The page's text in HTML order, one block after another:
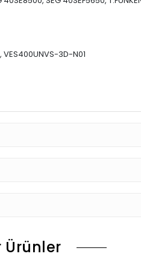
3D-N01
Ürünler